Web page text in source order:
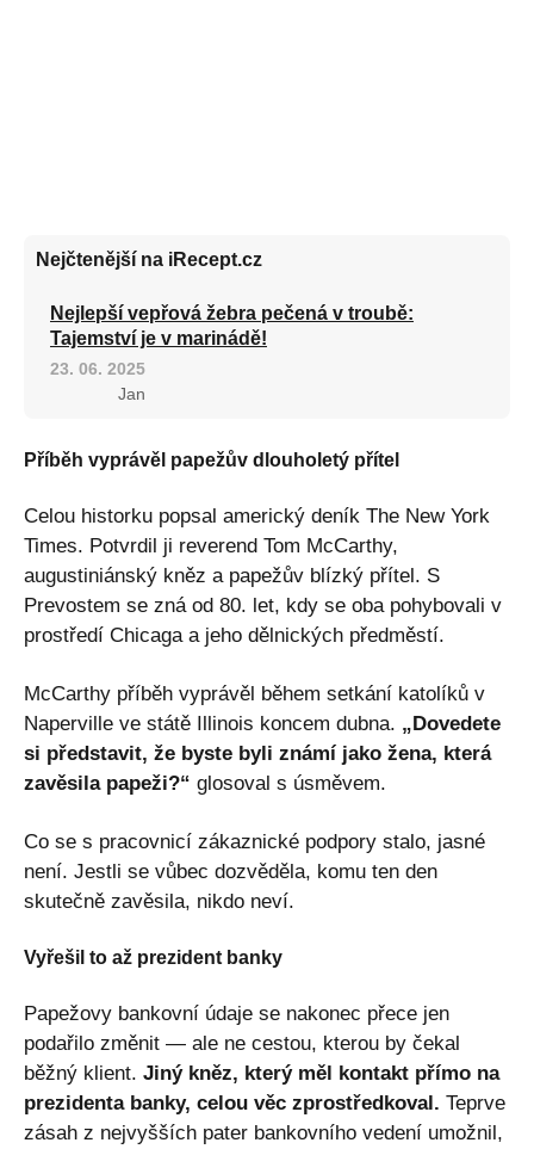
Nejčtenější na iRecept.cz
Nejlepší vepřová žebra pečená v troubě:
Tajemství je v marinádě!
23. 06. 2025
Jan
Příběh vyprávěl papežův dlouholetý přítel
Celou historku popsal americký deník The New York
Times. Potvrdil ji reverend Tom McCarthy,
augustiniánský kněz a papežův blízký přítel. S
Prevostem se zná od 80. let, kdy se oba pohybovali v
prostředí Chicaga a jeho dělnických předměstí.
McCarthy příběh vyprávěl během setkání katolíků v
Naperville ve státě Illinois koncem dubna. „Dovedete
si představit, že byste byli známí jako žena, která
zavěsila papeži?“ glosoval s úsměvem.
Co se s pracovnicí zákaznické podpory stalo, jasné
není. Jestli se vůbec dozvěděla, komu ten den
skutečně zavěsila, nikdo neví.
Vyřešil to až prezident banky
Papežovy bankovní údaje se nakonec přece jen
podařilo změnit — ale ne cestou, kterou by čekal
běžný klient. Jiný kněz, který měl kontakt přímo na
prezidenta banky, celou věc zprostředkoval. Teprve
zásah z nejvyšších pater bankovního vedení umožnil,